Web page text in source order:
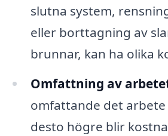
slutna system,
eller borttagning av
brunnar, kan ha olika
Omfattning av
omfattande det arbete
desto högre blir